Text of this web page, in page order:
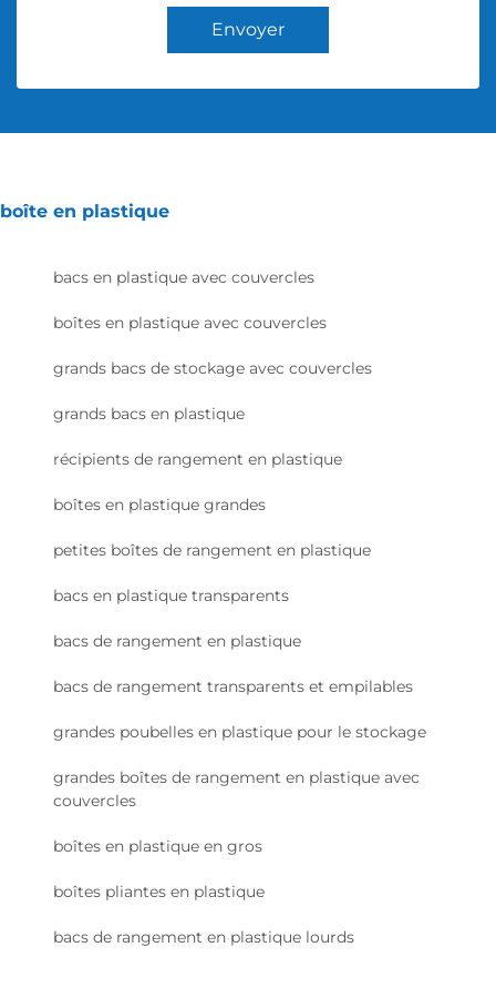
Envoyer
boîte en plastique
bacs en plastique avec couvercles
boîtes en plastique avec couvercles
grands bacs de stockage avec couvercles
grands bacs en plastique
récipients de rangement en plastique
boîtes en plastique grandes
petites boîtes de rangement en plastique
bacs en plastique transparents
bacs de rangement en plastique
bacs de rangement transparents et empilables
grandes poubelles en plastique pour le stockage
grandes boîtes de rangement en plastique avec
couvercles
boîtes en plastique en gros
boîtes pliantes en plastique
bacs de rangement en plastique lourds